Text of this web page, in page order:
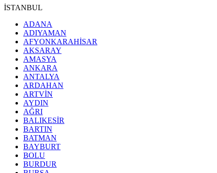
İSTANBUL
ADANA
ADIYAMAN
AFYONKARAHİSAR
AKSARAY
AMASYA
ANKARA
ANTALYA
ARDAHAN
ARTVİN
AYDIN
AĞRI
BALIKESİR
BARTIN
BATMAN
BAYBURT
BOLU
BURDUR